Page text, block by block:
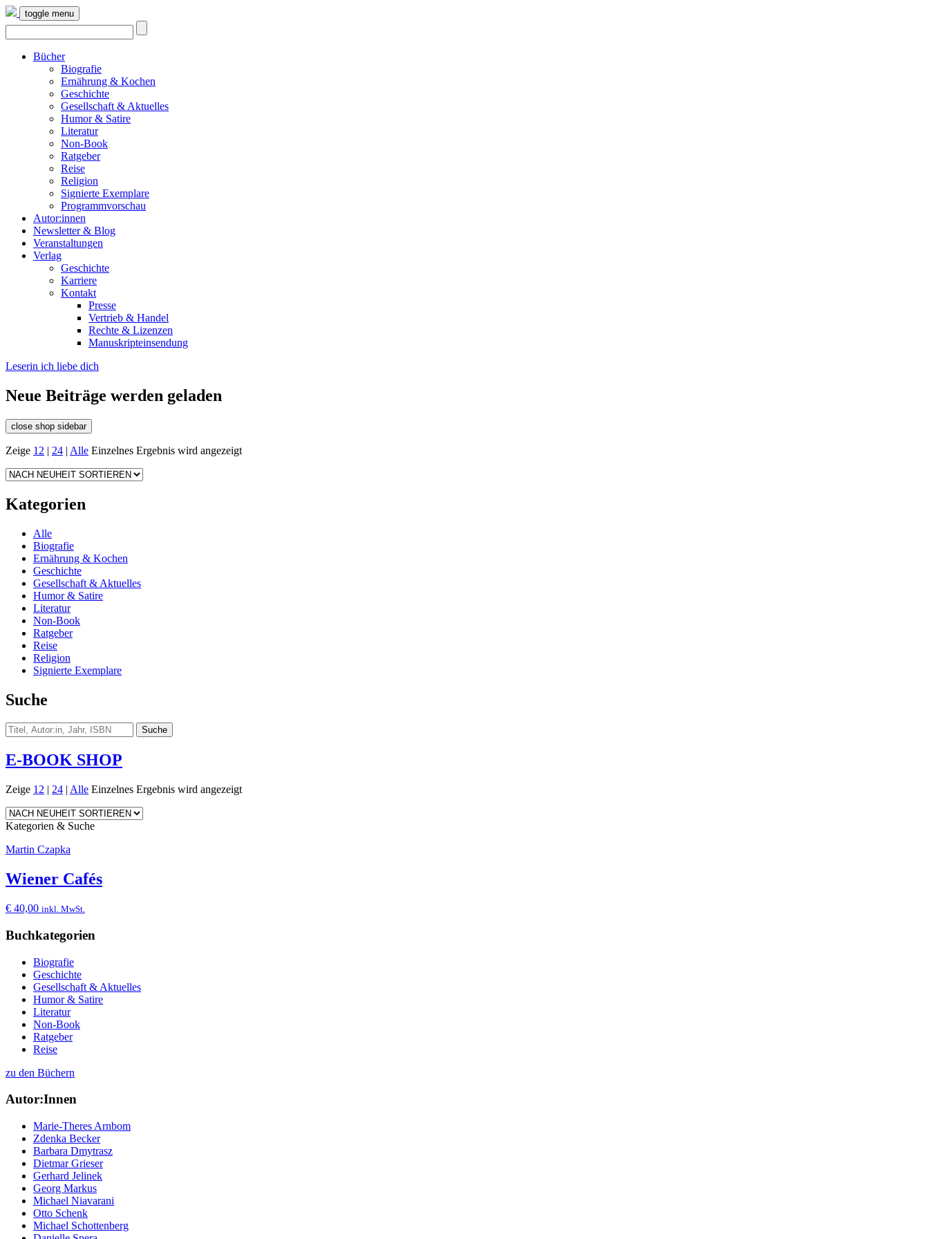
toggle menu
Bücher
Biografie
Ernährung & Kochen
Geschichte
Gesellschaft & Aktuelles
Humor & Satire
Literatur
Non-Book
Ratgeber
Reise
Religion
Signierte Exemplare
Programmvorschau
Autor:innen
Newsletter & Blog
Veranstaltungen
Verlag
Geschichte
Karriere
Kontakt
Presse
Vertrieb & Handel
Rechte & Lizenzen
Manuskripteinsendung
Leserin ich liebe dich
Neue Beiträge werden geladen
close shop sidebar
Zeige 12 | 24 | Alle Einzelnes Ergebnis wird angezeigt
Kategorien
Alle
Biografie
Ernährung & Kochen
Geschichte
Gesellschaft & Aktuelles
Humor & Satire
Literatur
Non-Book
Ratgeber
Reise
Religion
Signierte Exemplare
Suche
E-BOOK SHOP
Zeige 12 | 24 | Alle Einzelnes Ergebnis wird angezeigt
Kategorien & Suche
Martin Czapka
Wiener Cafés
€ 40,00 inkl. MwSt.
Buchkategorien
Biografie
Geschichte
Gesellschaft & Aktuelles
Humor & Satire
Literatur
Non-Book
Ratgeber
Reise
zu den Büchern
Autor:Innen
Marie-Theres Arnbom
Zdenka Becker
Barbara Dmytrasz
Dietmar Grieser
Gerhard Jelinek
Georg Markus
Michael Niavarani
Otto Schenk
Michael Schottenberg